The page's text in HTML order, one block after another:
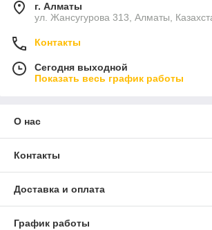
г. Алматы
ул. Жансугурова 313, Алматы,
Контакты
Сегодня выходной
Показать весь график работы
О нас
Контакты
Доставка и оплата
График работы